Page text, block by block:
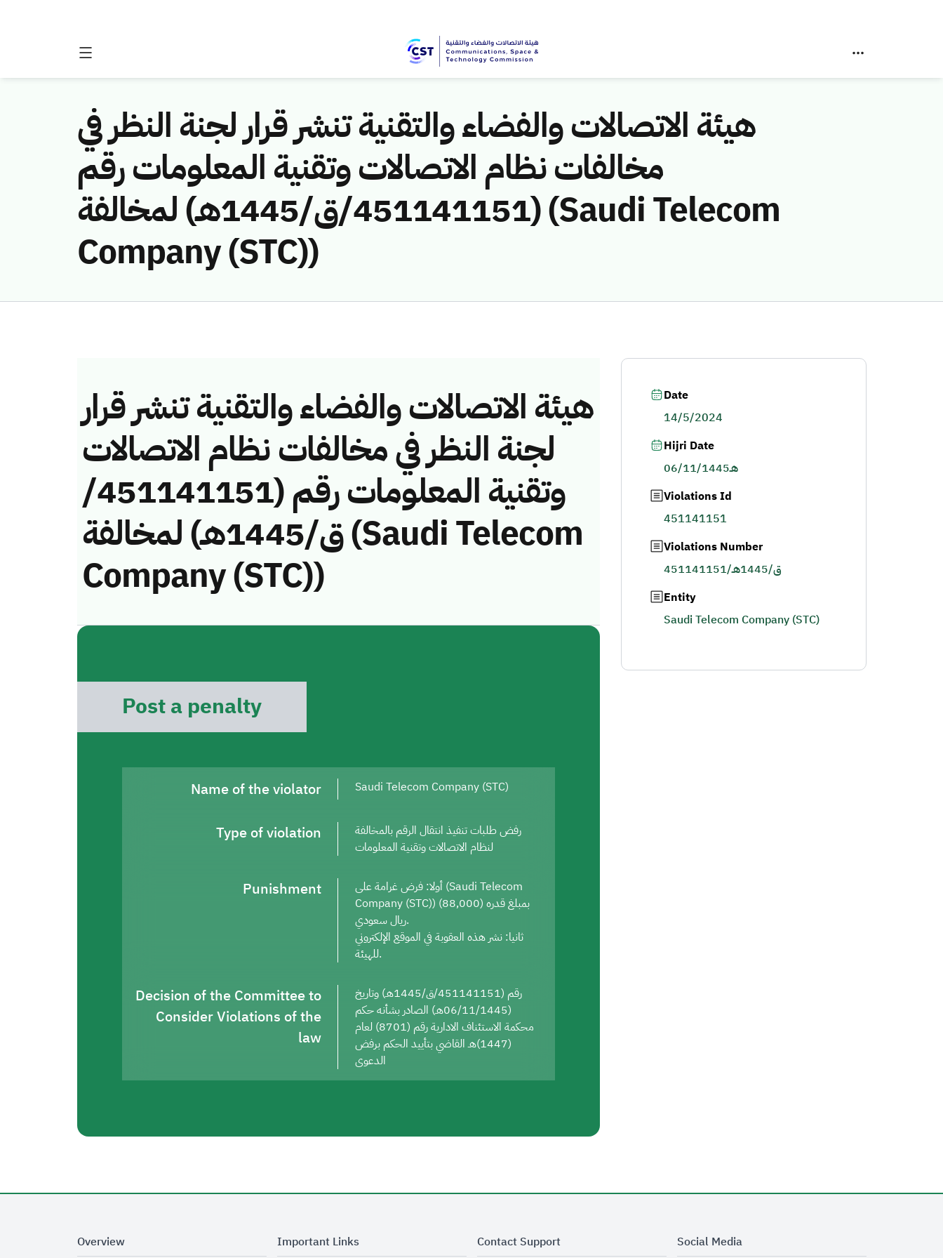
هيئة الاتصالات والفضاء والتقنية تنشر قرار لجنة النظر في
مخالفات نظام الاتصالات وتقنية المعلومات رقم
(451141151/ق/1445هـ) لمخالفة (Saudi Telecom
Company (STC))
هيئة الاتصالات والفضاء والتقنية تنشر قرار
لجنة النظر في مخالفات نظام الاتصالات
وتقنية المعلومات رقم (451141151/
ق/1445هـ) لمخالفة (Saudi Telecom
Company (STC))
Post a penalty
Name of the violator Saudi Telecom Company (STC)
Type of violation
رفض طلبات تنفيذ انتقال الرقم بالمخالفة
لنظام الاتصالات وتقنية المعلومات
Punishment
أولا: فرض غرامة على (Saudi Telecom
Company (STC)) بمبلغ قدره (88,000)
ريال سعودي.
ثانيا: نشر هذه العقوبة في الموقع الإلكتروني
للهيئة.
Decision of the Committee to
Consider Violations of the
law
رقم (451141151/ق/1445هـ) وتاريخ
(06/11/1445هـ) الصادر بشأنه حكم
محكمة الاستئناف الادارية رقم (8701) لعام
(1447)هـ القاضي بتأييد الحكم برفض
الدعوى
Date
14/5/2024
Hijri Date
06/11/1445هـ
Violations Id
451141151
Violations Number
451141151/ق/1445هـ
Entity
Saudi Telecom Company (STC)
Overview Important Links Contact Support Social Media